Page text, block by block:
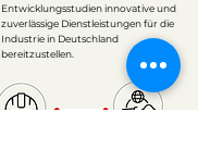
Entwicklungsstudien innovative und
zuverlässige Dienstleistungen für die
Industrie in Deutschland
bereitzustellen.